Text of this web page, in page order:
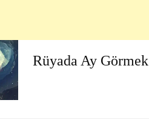
Rüyada Ay Görmek